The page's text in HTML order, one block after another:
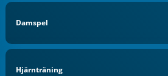
Damspel
Hjärnträning